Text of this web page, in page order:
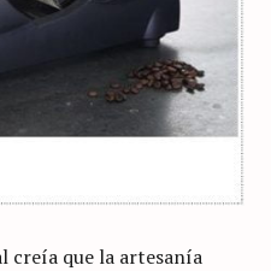
creía que la artesanía